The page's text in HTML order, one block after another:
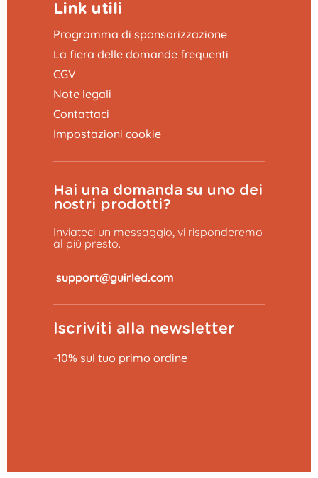
Link utili
Programma di sponsorizzazione
La fiera delle domande frequenti
CGV
Note legali
Contattaci
Impostazioni cookie
Hai una domanda su uno dei
nostri prodotti?
Inviateci un messaggio, vi risponderemo
al più presto.
Iscriviti alla newsletter
-10% sul tuo primo ordine